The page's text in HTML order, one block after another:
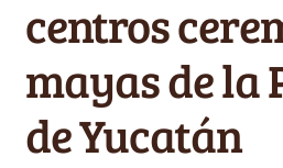
Carrito
centros
mayas de la
de Yucatán